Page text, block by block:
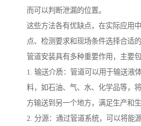
而可以判断泄漏的位置。
这些方法各有优缺点，在实际应用
点、检测要求和现场条件选择合适的
管道安装具有多种重要作用，主要
1. 输送介质：管道可以用于输送液
料，如石油、气、水、化学品等，
方输送到另一个地方，满足生产和生
2. 分源：通过管道系统，可以将能